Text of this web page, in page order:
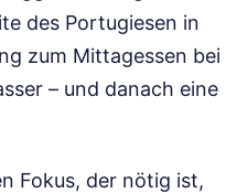
des Portugiesen in
zum Mittagessen bei
– und danach eine
Fokus, der nötig ist,